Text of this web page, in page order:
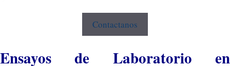
Contactanos
Ensayos de Laboratorio en